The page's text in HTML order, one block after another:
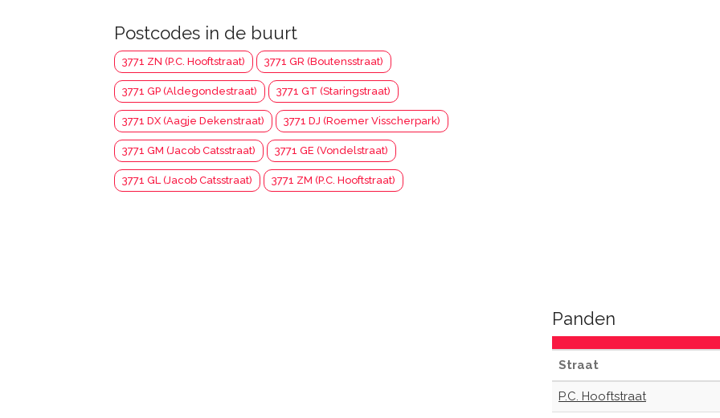
Postcodes in de buurt
3771 ZN (P.C. Hooftstraat) 3771 GR (Boutensstraat)
3771 GP (Aldegondestraat) 3771 GT (Staringstraat)
3771 DX (Aagje Dekenstraat) 3771 DJ (Roemer Visscherpark)
3771 GM (Jacob Catsstraat) 3771 GE (Vondelstraat)
3771 GL (Jacob Catsstraat) 3771 ZM (P.C. Hooftstraat)
Panden
Straat
P.C. Hooftstraat